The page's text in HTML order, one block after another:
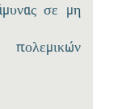
σε μη